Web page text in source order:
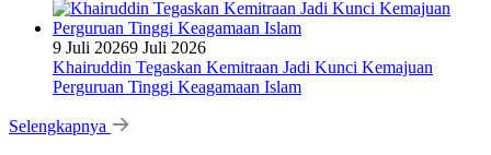
9 Juli 20269 Juli 2026
Khairuddin Tegaskan Kemitraan Jadi Kunci Kemajuan
Perguruan Tinggi Keagamaan Islam
Selengkapnya